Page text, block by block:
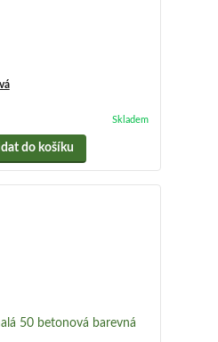
Skladem
do košíku